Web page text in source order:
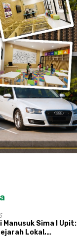
Sima I Upit:
Lokal,